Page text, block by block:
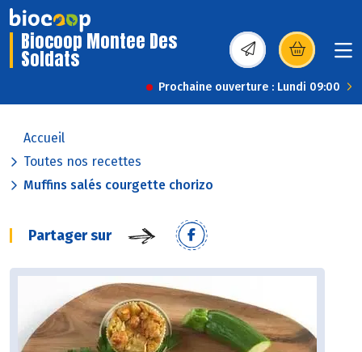
Biocoop Montee Des
Soldats (s’ouvre dans une
Prochaine ouverture : Lundi 09:00
Accueil
Toutes nos recettes
Muffins salés courgette chorizo
Partager sur